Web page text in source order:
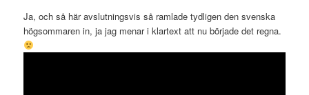
Ja, och så här avslutningsvis så ramlade tydligen den svenska
högsommaren in, ja jag menar i klartext att nu började det regna.